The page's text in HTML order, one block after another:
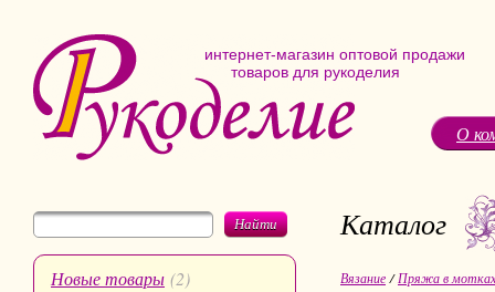
интернет-магазин оптовой продажи
товаров для рукоделия
О
Найти
Новые товары (2)
Каталог
Вязание /Пряжа в мотках